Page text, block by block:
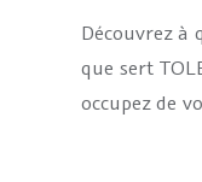
Découvrez à
que sert
occupez de